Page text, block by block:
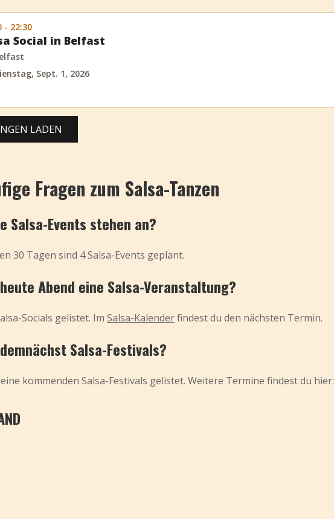
- 22:30
Social in Belfast
Sept. 1, 2026
LADEN
Fragen zum Salsa-Tanzen
Salsa-Events stehen an?
30 Tagen sind 4 Salsa-Events geplant.
Abend eine Salsa-Veranstaltung?
Socials gelistet. Im Salsa-Kalenderfindest du den nächsten Termin.
Salsa-Festivals?
kommenden Salsa-Festivals gelistet. Weitere Termine findest du hier: